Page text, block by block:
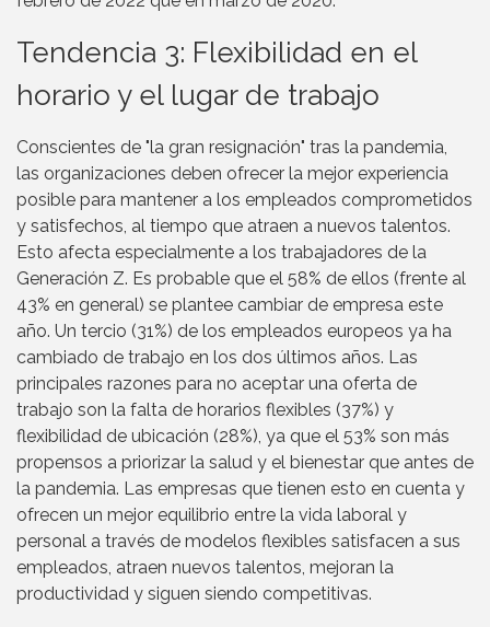
Tendencia 3: Flexibilidad en el
horario y el lugar de trabajo
Conscientes de "la gran resignación" tras la pandemia,
las organizaciones deben ofrecer la mejor experiencia
posible para mantener a los empleados comprometidos
y satisfechos, al tiempo que atraen a nuevos talentos.
Esto afecta especialmente a los trabajadores de la
Generación Z. Es probable que el 58% de ellos (frente al
43% en general) se plantee cambiar de empresa este
año. Un tercio (31%) de los empleados europeos ya ha
cambiado de trabajo en los dos últimos años. Las
principales razones para no aceptar una oferta de
trabajo son la falta de horarios flexibles (37%) y
flexibilidad de ubicación (28%), ya que el 53% son más
propensos a priorizar la salud y el bienestar que antes de
la pandemia. Las empresas que tienen esto en cuenta y
ofrecen un mejor equilibrio entre la vida laboral y
personal a través de modelos flexibles satisfacen a sus
empleados, atraen nuevos talentos, mejoran la
productividad y siguen siendo competitivas.